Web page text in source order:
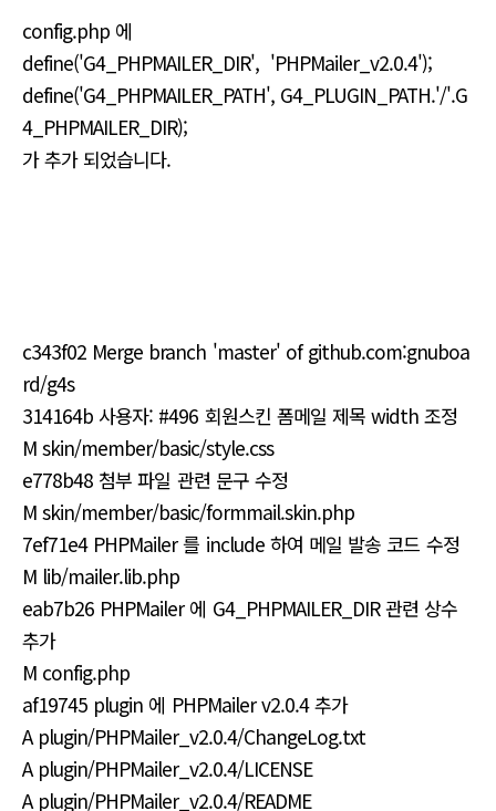
config.php 에
define('G4_PHPMAILER_DIR', 'PHPMailer_v2.0.4');
define('G4_PHPMAILER_PATH', G4_PLUGIN_PATH.'/'.G
4_PHPMAILER_DIR);
가 추가 되었습니다.
c343f02 Merge branch 'master' of github.com:gnuboa
rd/g4s
314164b 사용자: #496 회원스킨 폼메일 제목 width 조정
M skin/member/basic/style.css
e778b48 첨부 파일 관련 문구 수정
M skin/member/basic/formmail.skin.php
7ef71e4 PHPMailer 를 include 하여 메일 발송 코드 수정
M lib/mailer.lib.php
eab7b26 PHPMailer 에 G4_PHPMAILER_DIR 관련 상수
추가
M config.php
af19745 plugin 에 PHPMailer v2.0.4 추가
A plugin/PHPMailer_v2.0.4/ChangeLog.txt
A plugin/PHPMailer_v2.0.4/LICENSE
A plugin/PHPMailer_v2.0.4/README